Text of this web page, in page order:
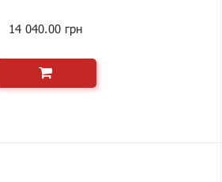
14 040.00 грн